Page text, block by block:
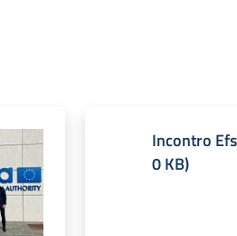
Incontro
0 KB)